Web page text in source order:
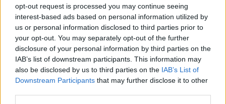
opt-out request is processed you may continue seeing
interest-based ads based on personal information utilized by
us or personal information disclosed to third parties prior to
your opt-out. You may separately opt-out of the further
disclosure of your personal information by third parties on the
IAB’s list of downstream participants. This information may
also be disclosed by us to third parties on the IAB’s List of
Downstream Participants that may further disclose it to other